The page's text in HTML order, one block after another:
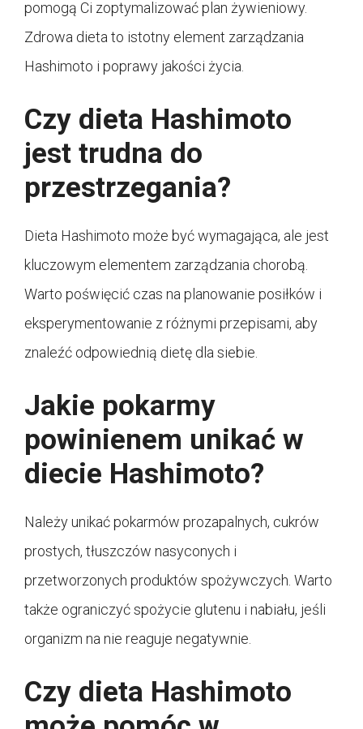
pomogą Ci zoptymalizować plan żywieniowy.
Zdrowa dieta to istotny element zarządzania
Hashimoto i poprawy jakości życia.
Czy dieta Hashimoto
jest trudna do
przestrzegania?
Dieta Hashimoto może być wymagająca, ale jest
kluczowym elementem zarządzania chorobą.
Warto poświęcić czas na planowanie posiłków i
eksperymentowanie z różnymi przepisami, aby
znaleźć odpowiednią dietę dla siebie.
Jakie pokarmy
powinienem unikać w
diecie Hashimoto?
Należy unikać pokarmów prozapalnych, cukrów
prostych, tłuszczów nasyconych i
przetworzonych produktów spożywczych. Warto
także ograniczyć spożycie glutenu i nabiału, jeśli
organizm na nie reaguje negatywnie.
Czy dieta Hashimoto